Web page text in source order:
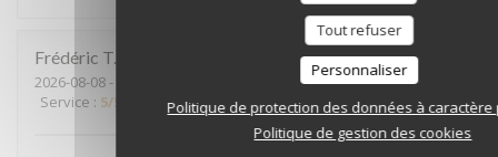
Tout refuser
Personnaliser
Politique de protection des données à
Politique de gestion des cookies
Frédéric T
2026-08-08 - 12:00 - Couverts 4
Service : 5/5 Ambiance: 5/5 Cuisine: 5/5 Qualité / Prix: 4/5